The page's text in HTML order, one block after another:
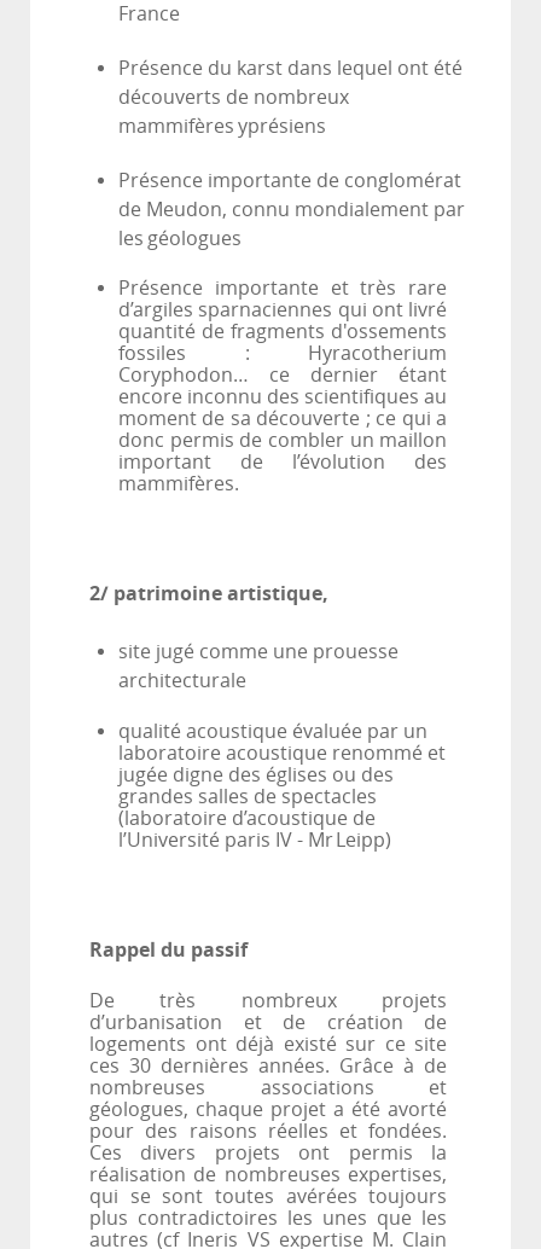
France
Présence du karst dans lequel ont été
découverts de nombreux
mammifères yprésiens
Présence importante de conglomérat
de Meudon, connu mondialement par
les géologues
Présence importante et très rare
d’argiles sparnaciennes qui ont livré
quantité de fragments d'ossements
fossiles : Hyracotherium
Coryphodon… ce dernier étant
encore inconnu des scientifiques au
moment de sa découverte ; ce qui a
donc permis de combler un maillon
important de l’évolution des
mammifères.
2/ patrimoine artistique,
site jugé comme une prouesse
architecturale
qualité acoustique évaluée par un
laboratoire acoustique renommé et
jugée digne des églises ou des
grandes salles de spectacles
(laboratoire d’acoustique de
l’Université paris IV - MrLeipp)
Rappel du passif
De très nombreux projets
d’urbanisation et de création de
logements ont déjà existé sur ce site
ces 30 dernières années. Grâce à de
nombreuses associations et
géologues, chaque projet a été avorté
pour des raisons réelles et fondées.
Ces divers projets ont permis la
réalisation de nombreuses expertises,
qui se sont toutes avérées toujours
plus contradictoires les unes que les
autres (cf Ineris VS expertise M. Clain